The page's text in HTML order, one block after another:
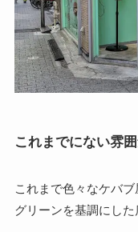
これまでにない雰
これまで色々なケバ
グリーンを基調にした